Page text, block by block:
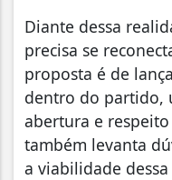
Diante dessa
precisa se
proposta é de
dentro do partido,
abertura e
também levanta
a viabilidade